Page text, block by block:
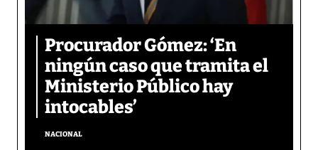
Procurador Gómez: ‘En
ningún caso que tramita el
Ministerio Público hay
intocables’
NACIONAL